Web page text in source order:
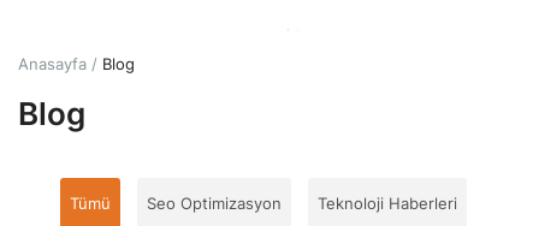
Türkçe
Anasayfa Blog
Blog
Tümü Seo Optimizasyon Teknoloji Haberleri